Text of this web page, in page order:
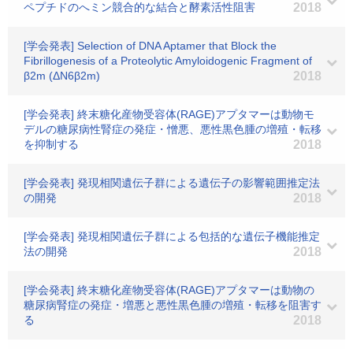
ペプチドのへミン競合的な結合と酵素活性阻害
2018
[学会発表] Selection of DNA Aptamer that Block the
Fibrillogenesis of a Proteolytic Amyloidogenic Fragment of
β2m (ΔN6β2m)
2018
[学会発表] 終末糖化産物受容体(RAGE)アプタマーは動物モ
デルの糖尿病性腎症の発症・憎悪、悪性黒色腫の増殖・転移
を抑制する
2018
[学会発表] 発現相関遺伝子群による遺伝子の影響範囲推定法
の開発
2018
[学会発表] 発現相関遺伝子群による包括的な遺伝子機能推定
法の開発
2018
[学会発表] 終末糖化産物受容体(RAGE)アプタマーは動物の
糖尿病腎症の発症・増悪と悪性黒色腫の増殖・転移を阻害す
る
2018